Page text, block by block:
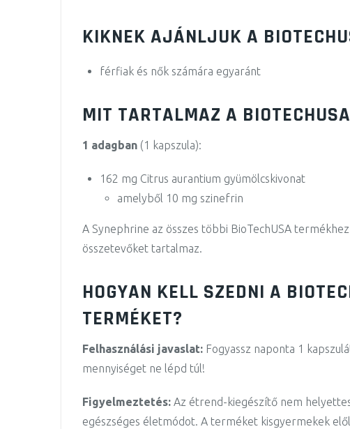
KIKNEK AJÁNLJUK A
férfiak és nők számára egyaránt
MIT TARTALMAZ A
1 adagban (1 kapszula):
162 mg Citrus aurantium gyümölcskivonat
amelyből 10 mg szinefrin
A Synephrine az összes többi BioTechUSA
összetevőket tartalmaz.
HOGYAN KELL SZEDNI A
TERMÉKET?
Felhasználási javaslat: Fogyassz naponta 1
mennyiséget ne lépd túl!
Figyelmeztetés: Az étrend-kiegészítő nem
egészséges életmódot. A terméket kisgyermekek